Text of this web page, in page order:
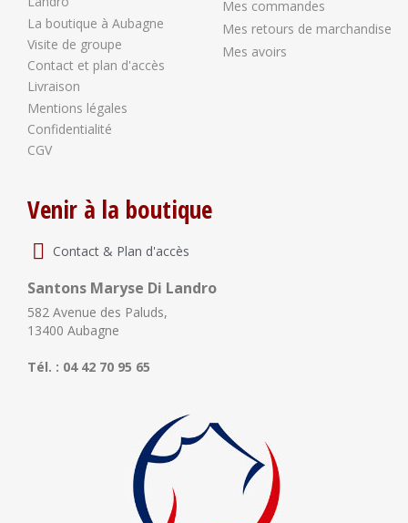
La boutique à Aubagne
Visite de groupe
Contact et plan d'accès
Livraison
Mentions légales
Confidentialité
CGV
Mes commandes
Mes retours de marchandise
Mes avoirs
Venir à la boutique
Contact & Plan d'accès
Santons Maryse Di Landro
582 Avenue des Paluds,
13400 Aubagne
Tél. : 04 42 70 95 65